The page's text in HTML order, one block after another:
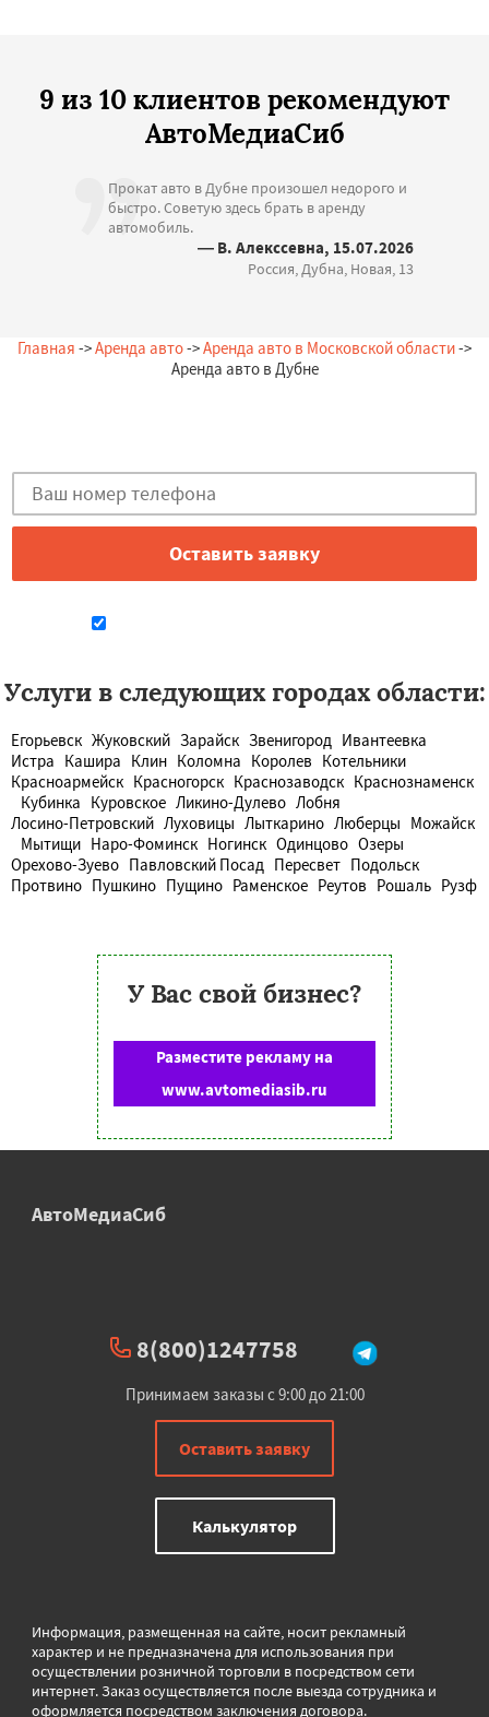
9 из 10 клиентов рекомендуют
АвтоМедиаСиб
Прокат авто в Дубне произошел недорого и
быстро. Советую здесь брать в аренду
автомобиль.
— В. Алекссевна, 15.07.2026
Россия, Дубна, Новая, 13
Главная ->Аренда авто->Аренда авто в Московской области->
Аренда авто в Дубне
Услуги в следующих городах области:
Егорьевск Жуковский Зарайск Звенигород Ивантеевка
Истра Кашира Клин Коломна Королев Котельники
Красноармейск Красногорск Краснозаводск Краснознаменск
Кубинка Куровское Ликино-Дулево Лобня
Лосино-Петровский Луховицы Лыткарино Люберцы Можайск
Мытищи Наро-Фоминск Ногинск Одинцово Озеры
Орехово-Зуево Павловский Посад Пересвет Подольск
Протвино Пушкино Пущино Раменское Реутов Рошаль Рузф
У Вас свой бизнес?
Разместите рекламу на
www.avtomediasib.ru
АвтоМедиаСиб
8(800)1247758
Принимаем заказы с 9:00 до 21:00
Оставить заявку
Калькулятор
Информация, размещенная на сайте, носит рекламный
характер и не предназначена для использования при
осуществлении розничной торговли в посредством сети
интернет. Заказ осуществляется после выезда сотрудника и
оформляется посредством заключения договора.